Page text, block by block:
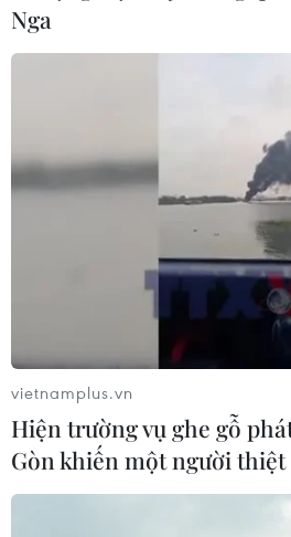
Giá dầu thế giới tăng gần
Trước khi dừng ở mức 73,99
15/6, giá dầu Brent Biển Bắc
nhất kể từ tháng 4/2019 là
Nga
vietnamplus.vn
Hiện trường vụ ghe gỗ
Gòn khiến một người thiệt